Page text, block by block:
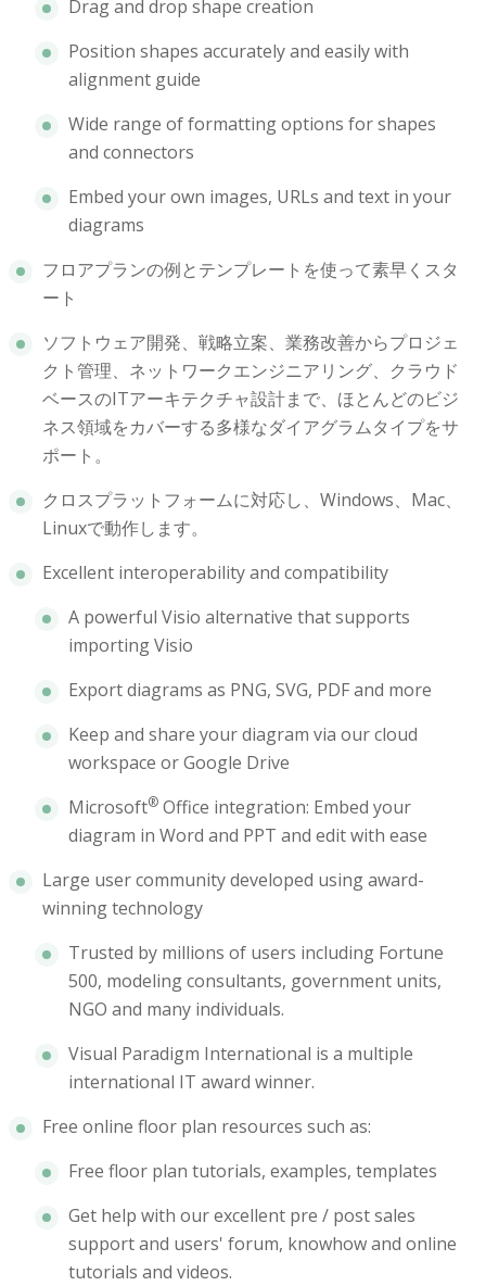
Drag and drop shape creation
Position shapes accurately and easily with
alignment guide
Wide range of formatting options for shapes
and connectors
Embed your own images, URLs and text in your
diagrams
フロアプランの例とテンプレートを使って素早くスタ
ート
ソフトウェア開発、戦略立案、業務改善からプロジェ
クト管理、ネットワークエンジニアリング、クラウド
ベースのITアーキテクチャ設計まで、ほとんどのビジ
ネス領域をカバーする多様なダイアグラムタイプをサ
ポート。
クロスプラットフォームに対応し、Windows、Mac、
Linuxで動作します。
Excellent interoperability and compatibility
A powerful Visio alternative that supports
importing Visio
Export diagrams as PNG, SVG, PDF and more
Keep and share your diagram via our cloud
workspace or Google Drive
Microsoft® Office integration: Embed your
diagram in Word and PPT and edit with ease
Large user community developed using award-
winning technology
Trusted by millions of users including Fortune
500, modeling consultants, government units,
NGO and many individuals.
Visual Paradigm International is a multiple
international IT award winner.
Free online floor plan resources such as:
Free floor plan tutorials, examples, templates
Get help with our excellent pre / post sales
support and users' forum, knowhow and online
tutorials and videos.